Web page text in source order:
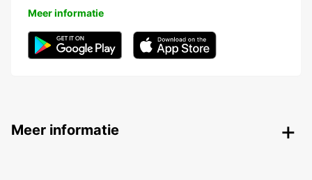
Meer informatie
Meer informatie